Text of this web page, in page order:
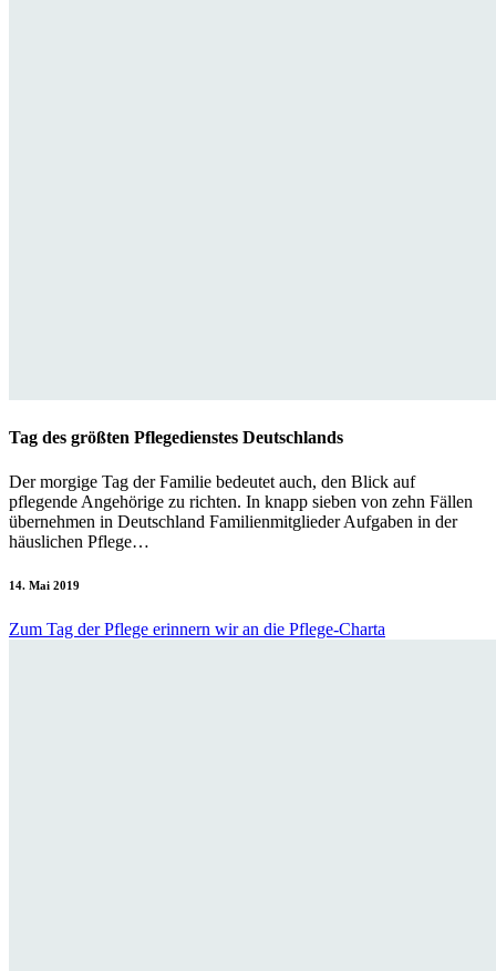
Tag des größten Pflegedienstes Deutschlands
Der morgige Tag der Familie bedeutet auch, den Blick auf
pflegende Angehörige zu richten. In knapp sieben von zehn Fällen
übernehmen in Deutschland Familienmitglieder Aufgaben in der
häuslichen Pflege…
14. Mai 2019
Zum Tag der Pflege erinnern wir an die Pflege-Charta